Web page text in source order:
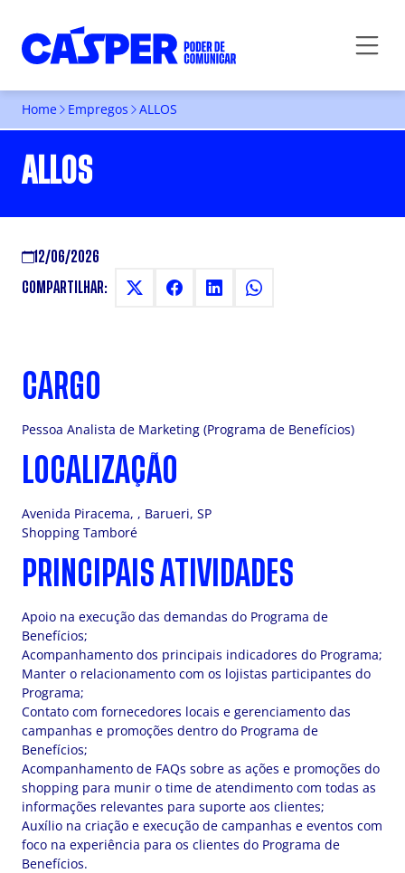
Home Empregos ALLOS
ALLOS
12/06/2026
COMPARTILHAR:
CARGO
Pessoa Analista de Marketing (Programa de Benefícios)
LOCALIZAÇÃO
Avenida Piracema, , Barueri, SP
Shopping Tamboré
PRINCIPAIS ATIVIDADES
Apoio na execução das demandas do Programa de
Benefícios;
Acompanhamento dos principais indicadores do Programa;
Manter o relacionamento com os lojistas participantes do
Programa;
Contato com fornecedores locais e gerenciamento das
campanhas e promoções dentro do Programa de
Benefícios;
Acompanhamento de FAQs sobre as ações e promoções do
shopping para munir o time de atendimento com todas as
informações relevantes para suporte aos clientes;
Auxílio na criação e execução de campanhas e eventos com
foco na experiência para os clientes do Programa de
Benefícios.